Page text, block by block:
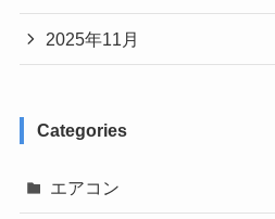
2025年11月
Categories
エアコン